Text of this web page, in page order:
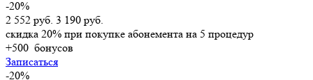
-20%
2 552 руб. 3 190 руб.
скидка 20% при покупке абонемента на 5 процедур
+500 бонусов
Записаться
-20%